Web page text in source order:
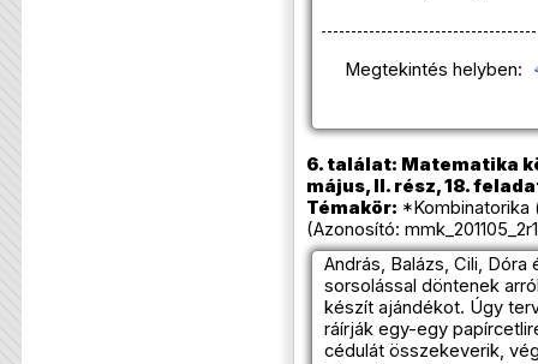
Megtekintés helyben:
6. találat: Matematika
május, II. rész, 18.
Témakör:
(Azonosító:
András, Balázs, Cili,
sorsolással döntenek
készít ajándékot. Úgy
ráírják egy-egy
cédulát összekeverik,